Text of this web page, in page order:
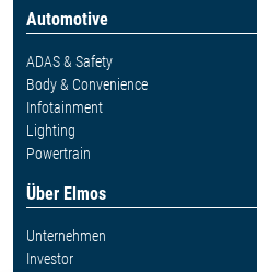
Automotive
ADAS & Safety
Body & Convenience
Infotainment
Lighting
Powertrain
Über Elmos
Unternehmen
Investor